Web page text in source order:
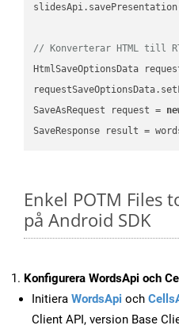
// Konverterar HTML till
HtmlSaveOptionsData
SaveAsRequest request =
Enkel POTM Files
på Android SDK
Konfigurera WordsApi och
Initiera WordsApi och
Client API, version Base